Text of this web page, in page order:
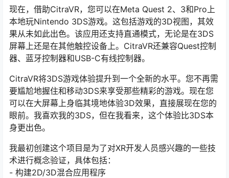
现在，借助CitraVR，您可以在Meta Quest 2、3和Pro上
本地玩Nintendo 3DS游戏。这包括游戏的3D视图，其效
果从未如此出色。该应用还支持直通模式，无论是在3DS
屏幕上还是在其他触控设备上。CitraVR还兼容Quest控制
器、蓝牙控制器和USB-C有线控制器。
CitraVR将3DS游戏体验提升到一个全新的水平。您不再需
要尴尬地握住和移动3DS来享受那些精彩的游戏。现在您
可以在大屏幕上身临其境地体验3D效果，直接展现在您的
眼前。我喜欢我的3DS，但在我看来，这个体验比3DS本
身更出色。
我最初创建这个项目是为了对XR开发人员感兴趣的一些技
术进行概念验证，具体包括：
- 构建2D/3D混合应用程序